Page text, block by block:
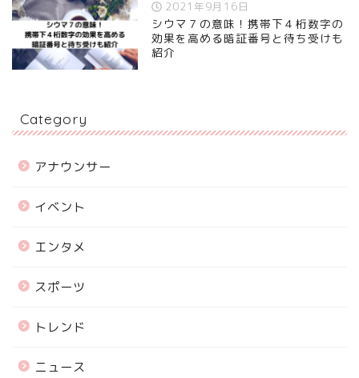
2021年9月16日
シウマ７の意味！携帯下４桁数字の
効果を高める暗証番号と待ち受けも
紹介
Category
アナウンサー
イベント
エンタメ
スポーツ
トレンド
ニュース